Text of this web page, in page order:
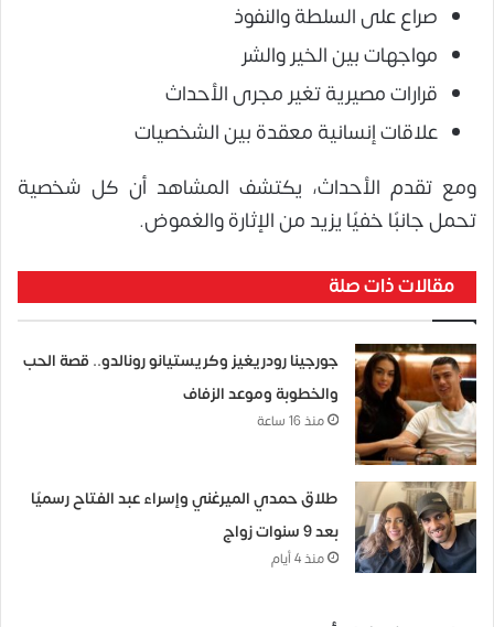
صراع على السلطة والنفوذ
مواجهات بين الخير والشر
قرارات مصيرية تغير مجرى الأحداث
علاقات إنسانية معقدة بين الشخصيات
ومع تقدم الأحداث، يكتشف المشاهد أن كل شخصية
تحمل جانبًا خفيًا يزيد من الإثارة والغموض.
مقالات ذات صلة
جورجينا رودريغيز وكريستيانو رونالدو.. قصة الحب
والخطوبة وموعد الزفاف
منذ 16 ساعة
طلاق حمدي الميرغني وإسراء عبد الفتاح رسميًا
بعد 9 سنوات زواج
منذ 4 أيام